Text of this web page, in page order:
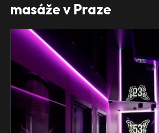
masáže v Praze